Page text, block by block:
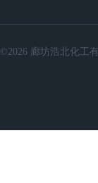
©2026 廊坊浩北化工